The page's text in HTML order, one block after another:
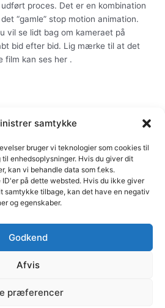
samtykke
bruger vi teknologier som cookies til
enhedsoplysninger. Hvis du giver dit
kan vi behandle data som f.eks.
på dette websted. Hvis du ikke giver
tilbage, kan det have en negativ
og egenskaber.
Godkend
Afvis
præferencer
proces. Det er en kombination
“gamle” stop motion animation.
vil se lidt bag om kameraet på
bid efter bid. Lig mærke til at det
film kan ses her .
cb@cmarketing.dk | Telefon 51 59